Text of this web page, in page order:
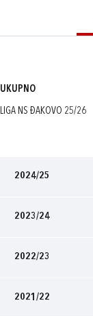
UKUPNO
LIGA NS ĐAKOVO 25/26
2024/25
2023/24
2022/23
2021/22